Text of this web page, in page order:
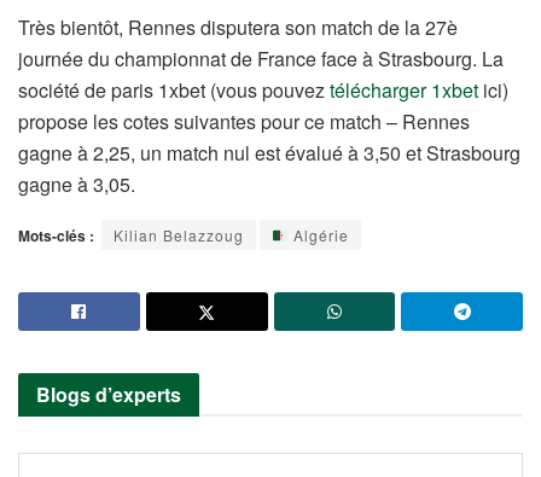
Très bientôt, Rennes disputera son match de la 27è
journée du championnat de France face à Strasbourg. La
société de paris 1xbet (vous pouveztélécharger 1xbet ici)
propose les cotes suivantes pour ce match – Rennes
gagne à 2,25, un match nul est évalué à 3,50 et Strasbourg
gagne à 3,05.
Mots-clés : Kilian Belazzoug Algérie
Blogs d’experts